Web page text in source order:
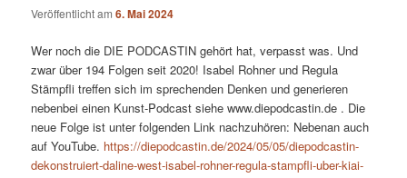
Veröffentlicht am6. Mai 2024
Wer noch die DIE PODCASTIN gehört hat, verpasst was. Und
zwar über 194 Folgen seit 2020! Isabel Rohner und Regula
Stämpfli treffen sich im sprechenden Denken und generieren
nebenbei einen Kunst-Podcast siehe www.diepodcastin.de . Die
neue Folge ist unter folgenden Link nachzuhören: Nebenan auch
auf YouTube. https://diepodcastin.de/2024/05/05/diepodcastin-
dekonstruiert-daline-west-isabel-rohner-regula-stampfli-uber-kiai-